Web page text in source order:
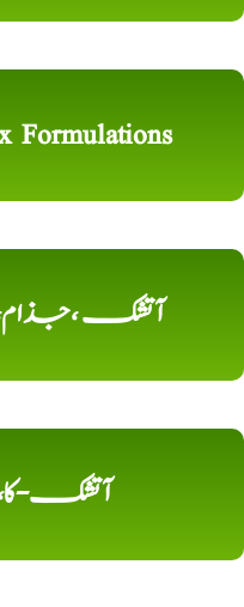
Formulations
آتشک ،جذام،
آتشک-